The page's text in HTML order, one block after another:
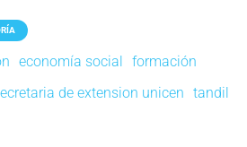
economía social formación
de extension unicen tandil